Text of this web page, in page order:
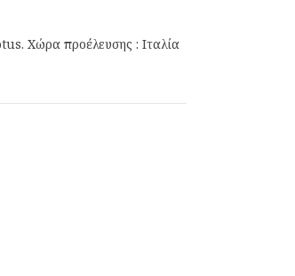
Χώρα προέλευσης : Ιταλία